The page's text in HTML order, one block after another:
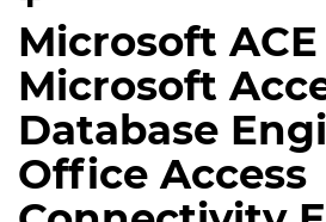
Microsoft ACE
Microsoft
Database
Office Access